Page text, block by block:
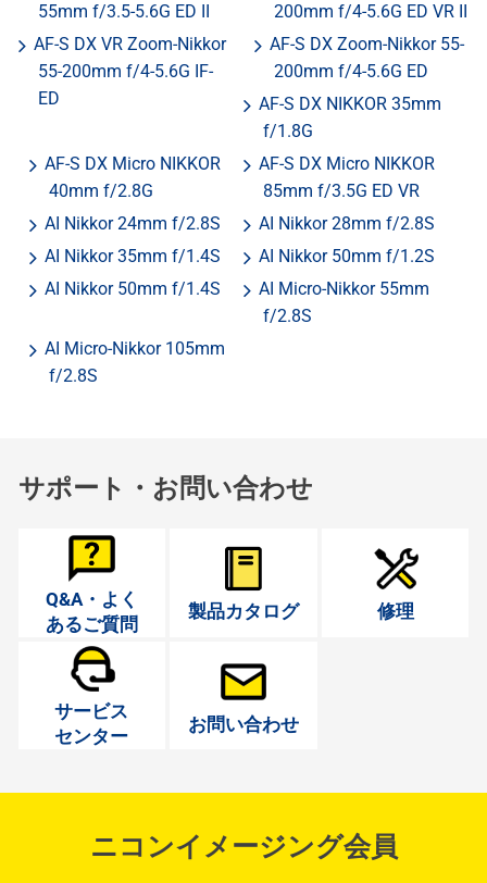
55mm f/3.5-5.6G ED II
200mm f/4-5.6G ED VR II
AF-S DX VR Zoom-Nikkor
55-200mm f/4-5.6G IF-
ED
AF-S DX Zoom-Nikkor 55-
200mm f/4-5.6G ED
AF-S DX NIKKOR 35mm
f/1.8G
AF-S DX Micro NIKKOR
40mm f/2.8G
AF-S DX Micro NIKKOR
85mm f/3.5G ED VR
AI Nikkor 24mm f/2.8S
AI Nikkor 28mm f/2.8S
AI Nikkor 35mm f/1.4S
AI Nikkor 50mm f/1.2S
AI Nikkor 50mm f/1.4S
AI Micro-Nikkor 55mm
f/2.8S
AI Micro-Nikkor 105mm
f/2.8S
サポート・お問い合わせ
Q&A・よく
あるご質問
製品カタログ 修理
サービス
センター
お問い合わせ
ニコンイメージング会員